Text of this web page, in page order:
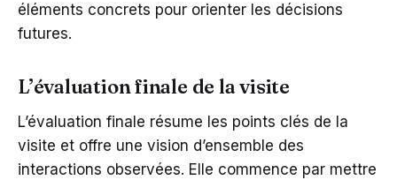
éléments concrets pour orienter les décisions
futures.
L’évaluation finale de la visite
L’évaluation finale résume les points clés de la
visite et offre une vision d’ensemble des
interactions observées. Elle commence par mettre